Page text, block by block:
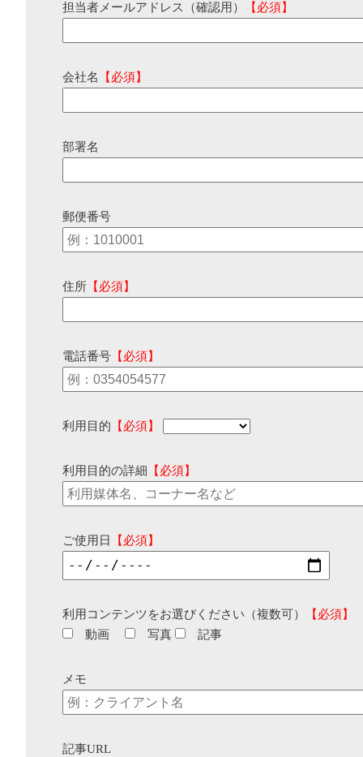
担当者メールアドレス（確認用） 【必須】
会社名 【必須】
部署名
郵便番号
住所 【必須】
電話番号 【必須】
利用目的 【必須】
利用目的の詳細 【必須】
ご使用日 【必須】
利用コンテンツをお選びください（複数可）
【必須】
動画
写真 記事
メモ
記事URL